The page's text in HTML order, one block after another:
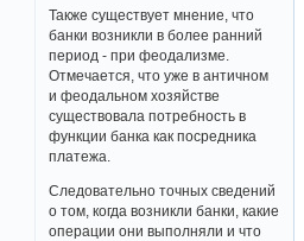
Также существует мнение, что
банки возникли в более ранний
период - при феодализме.
Отмечается, что уже в античном
и феодальном хозяйстве
существовала потребность в
функции банка как посредника
платежа.
Следовательно точных сведений
о том, когда возникли банки, какие
операции они выполняли и что